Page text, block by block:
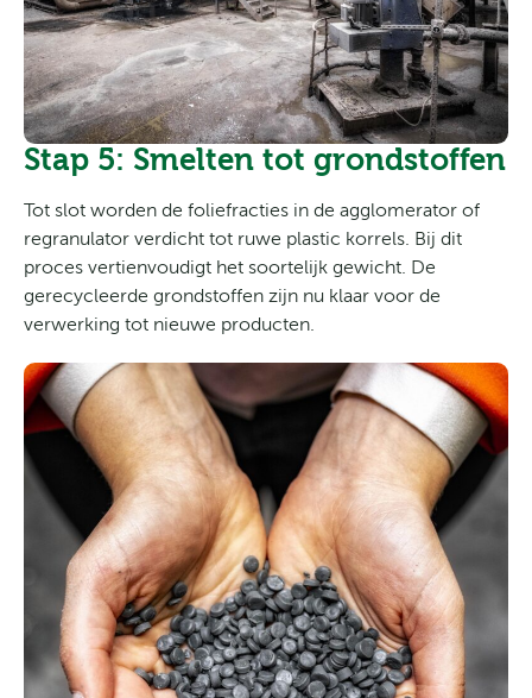
Stap 5: Smelten tot grondstoffen
Tot slot worden de foliefracties in de agglomerator of
regranulator verdicht tot ruwe plastic korrels. Bij dit
proces vertienvoudigt het soortelijk gewicht. De
gerecycleerde grondstoffen zijn nu klaar voor de
verwerking tot nieuwe producten.